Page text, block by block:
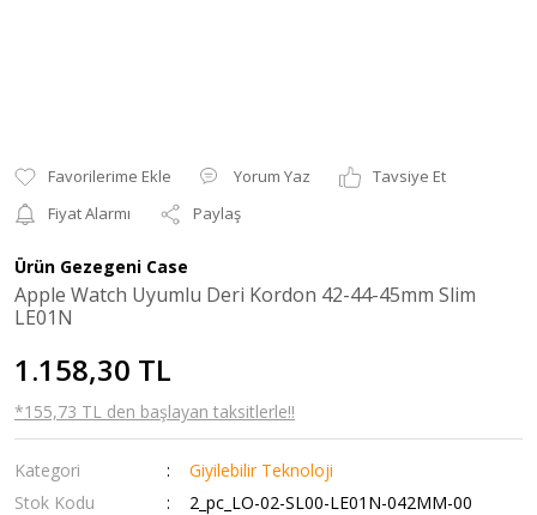
Yorum Yaz
Tavsiye Et
Fiyat Alarmı
Paylaş
Ürün Gezegeni Case
Apple Watch Uyumlu Deri Kordon 42-44-45mm Slim
LE01N
1.158,30 TL
*155,73 TL den başlayan taksitlerle!!
Kategori
Giyilebilir Teknoloji
Stok Kodu
2_pc_LO-02-SL00-LE01N-042MM-00